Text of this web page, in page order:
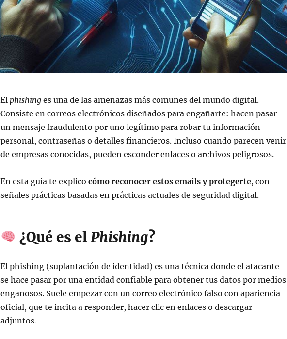
El phishinges una de las amenazas más comunes del mundo digital.
Consiste en correos electrónicos diseñados para engañarte: hacen pasar
un mensaje fraudulento por uno legítimo para robar tu información
personal, contraseñas o detalles financieros. Incluso cuando parecen venir
de empresas conocidas, pueden esconder enlaces o archivos peligrosos.
En esta guía te explico cómo reconocer estos emails y protegerte, con
señales prácticas basadas en prácticas actuales de seguridad digital.
¿Qué es el Phishing?
El phishing (suplantación de identidad) es una técnica donde el atacante
se hace pasar por una entidad confiable para obtener tus datos por medios
engañosos. Suele empezar con un correo electrónico falso con apariencia
oficial, que te incita a responder, hacer clic en enlaces o descargar
adjuntos.